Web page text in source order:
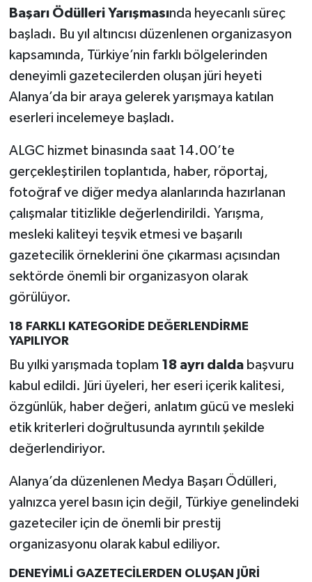
Başarı Ödülleri Yarışmasında heyecanlı süreç
başladı. Bu yıl altıncısı düzenlenen organizasyon
kapsamında, Türkiye’nin farklı bölgelerinden
deneyimli gazetecilerden oluşan jüri heyeti
Alanya’da bir araya gelerek yarışmaya katılan
eserleri incelemeye başladı.
ALGC hizmet binasında saat 14.00’te
gerçekleştirilen toplantıda, haber, röportaj,
fotoğraf ve diğer medya alanlarında hazırlanan
çalışmalar titizlikle değerlendirildi. Yarışma,
mesleki kaliteyi teşvik etmesi ve başarılı
gazetecilik örneklerini öne çıkarması açısından
sektörde önemli bir organizasyon olarak
görülüyor.
18 FARKLI KATEGORİDE DEĞERLENDİRME
YAPILIYOR
Bu yılki yarışmada toplam 18 ayrı daldabaşvuru
kabul edildi. Jüri üyeleri, her eseri içerik kalitesi,
özgünlük, haber değeri, anlatım gücü ve mesleki
etik kriterleri doğrultusunda ayrıntılı şekilde
değerlendiriyor.
Alanya’da düzenlenen Medya Başarı Ödülleri,
yalnızca yerel basın için değil, Türkiye genelindeki
gazeteciler için de önemli bir prestij
organizasyonu olarak kabul ediliyor.
DENEYİMLİ GAZETECİLERDEN OLUŞAN JÜRİ